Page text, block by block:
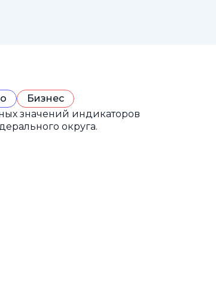
Бизнес
значений индикаторов
округа.